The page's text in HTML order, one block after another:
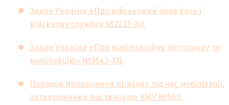
Закон України «Про військовий обов’язок і
військову службу» №2232-XII.
Закон України «Про мобілізаційну підготовку та
мобілізацію» №3543-XII.
Порядок проведення призову під час мобілізації,
затверджений постановою КМУ №560.